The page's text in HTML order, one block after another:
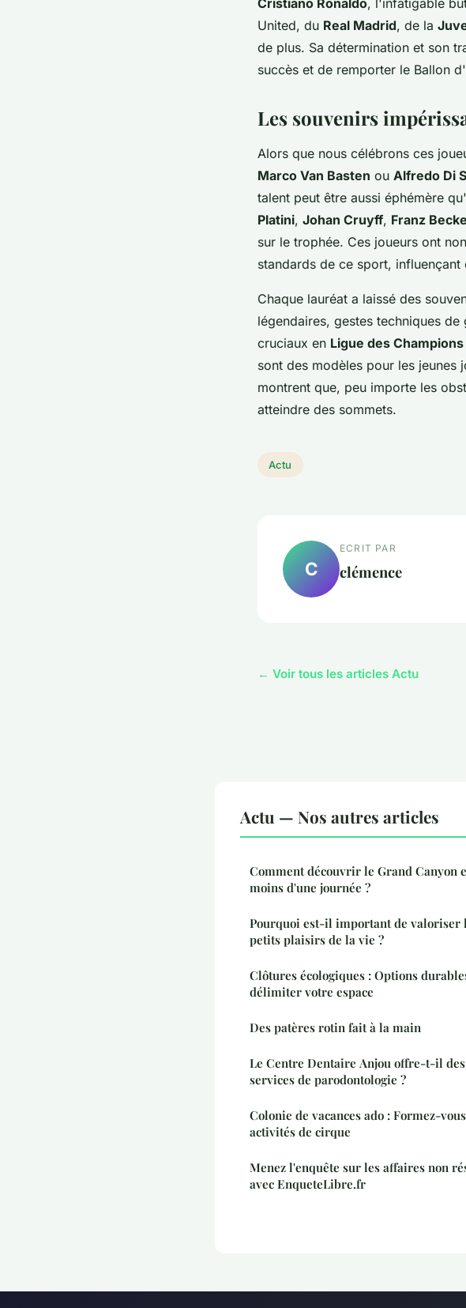
Cristiano Ronaldo, l'infatigable
United, du Real Madrid, de la
de plus. Sa détermination et son
succès et de remporter le Ballon
Les souvenirs
Alors que nous célébrons ces
Marco Van Basten ou Alfredo Di
talent peut être aussi éphémère
Platini, Johan Cruyff, Franz
sur le trophée. Ces joueurs ont
standards de ce sport,
Chaque lauréat a laissé des
légendaires, gestes techniques
cruciaux en Ligue des Champions
sont des modèles pour les jeunes
montrent que, peu importe les
atteindre des sommets.
Actu
C
ECRIT PAR
clémence
← Voir tous les articles Actu
Actu — Nos autres articles
Comment découvrir le Grand Canyon
moins d'une journée ?
Pourquoi est-il important de valoriser
petits plaisirs de la vie ?
Clôtures écologiques : Options
délimiter votre espace
Des patères rotin fait à la main
Le Centre Dentaire Anjou offre-t-il des
services de parodontologie ?
Colonie de vacances ado : Formez-
activités de cirque
Menez l'enquête sur les affaires non
avec EnqueteLibre.fr